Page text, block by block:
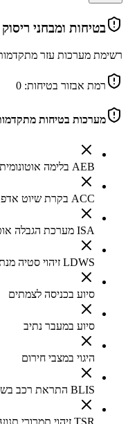
בטיחות ומבחני ריסוק
רשימת מערכות עזר
רמת אבזור בטיחות: 0
מערכות בטיחות
AEB בלימה אוטונומית
ACC בקרת שיוט אדפטיבית
ISA מערכת הגבלה אוטומטית למהירות הרכב
LDWS זיהוי סטיה מנתיב
סיוע בכניסה לצמתים
סיוע במעבר נתיב
היגוי במצבי חירום
BLIS התראת רכב בשטח מת
TSR זיהוי תמרורי תנועה